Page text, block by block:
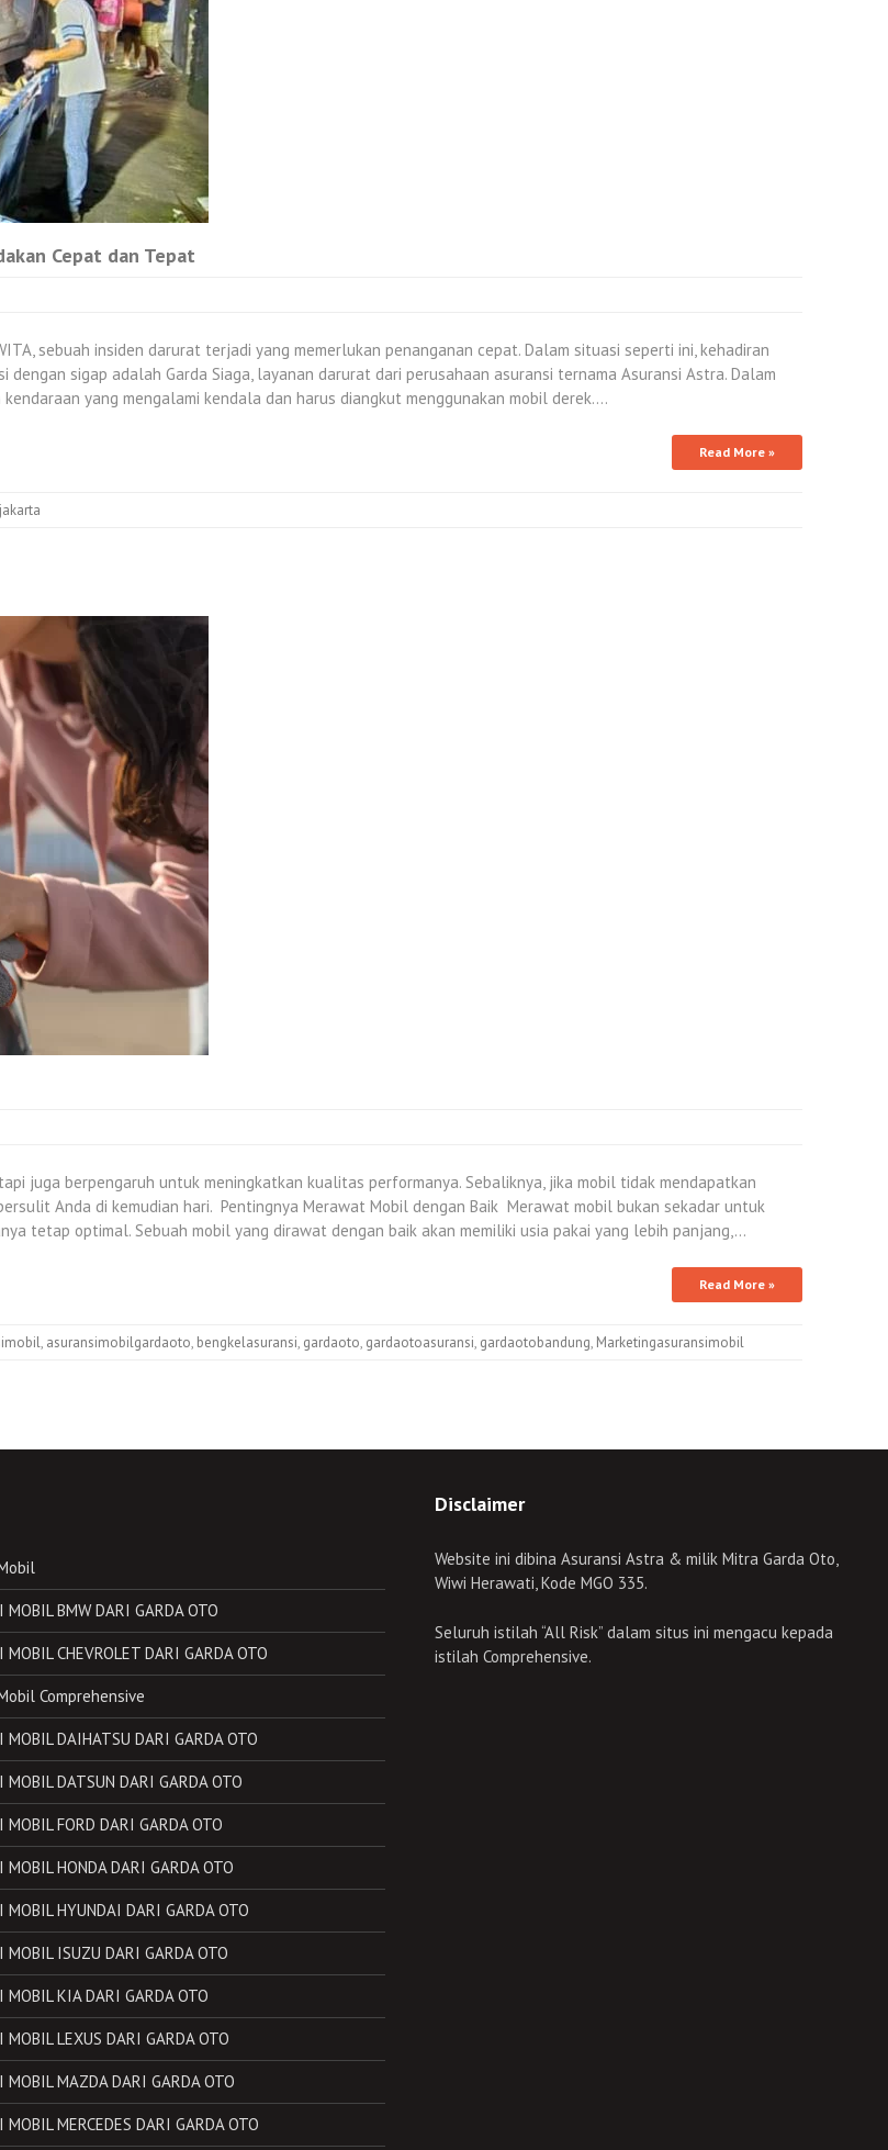
Cepat dan Tepat
sebuah insiden darurat terjadi yang memerlukan penanganan cepat. Dalam situasi seperti ini, kehadiran
sigap adalah Garda Siaga, layanan darurat dari perusahaan asuransi ternama Asuransi Astra. Dalam
yang mengalami kendala dan harus diangkut menggunakan mobil derek.…
Read More »
juga berpengaruh untuk meningkatkan kualitas performanya. Sebaliknya, jika mobil tidak mendapatkan
Anda di kemudian hari. Pentingnya Merawat Mobil dengan Baik Merawat mobil bukan sekadar untuk
tetap optimal. Sebuah mobil yang dirawat dengan baik akan memiliki usia pakai yang lebih panjang,…
Read More »
, asuransimobilgardaoto, bengkelasuransi, gardaoto, gardaotoasuransi, gardaotobandung, Marketingasuransimobil
MOBIL BMW DARI GARDA OTO
MOBIL CHEVROLET DARI GARDA OTO
Comprehensive
MOBIL DAIHATSU DARI GARDA OTO
MOBIL DATSUN DARI GARDA OTO
MOBIL FORD DARI GARDA OTO
MOBIL HONDA DARI GARDA OTO
MOBIL HYUNDAI DARI GARDA OTO
MOBIL ISUZU DARI GARDA OTO
MOBIL KIA DARI GARDA OTO
MOBIL LEXUS DARI GARDA OTO
MOBIL MAZDA DARI GARDA OTO
MOBIL MERCEDES DARI GARDA OTO
Disclaimer
Website ini dibina Asuransi Astra & milik Mitra Garda Oto,
Wiwi Herawati, Kode MGO 335.
Seluruh istilah “All Risk” dalam situs ini mengacu kepada
istilah Comprehensive.